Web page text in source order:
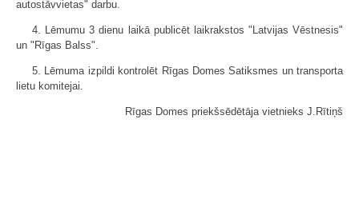
autostāvvietas" darbu.
4. Lēmumu 3 dienu laikā publicēt laikrakstos "Latvijas Vēstnesis"
un "Rīgas Balss".
5. Lēmuma izpildi kontrolēt Rīgas Domes Satiksmes un transporta
lietu komitejai.
Rīgas Domes priekšsēdētāja vietnieks J.Rītiņš